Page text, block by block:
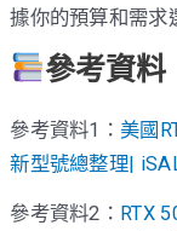
據你的預算和需求
參考資料
參考資料1： 美國
新型號總整理|
參考資料2： RTX